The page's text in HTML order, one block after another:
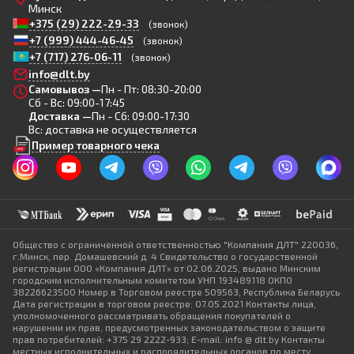
Минск
+375 (29) 222-29-33
(звонок)
+7 (999) 444-46-45 (звонок)
+7 (717) 276-06-11 (звонок)
info@dlt.by
Самовывоз —Пн - Пт: 08:30-20:00
Сб - Вс: 09:00-17:45
Доставка —Пн - Сб: 09:00-17:30
Вс: доставка не осуществляется
Пример товарного чека
Общество с ограниченной ответственностью "Компания ДЛТ" 220036,
г.Минск, пер. Домашевский д. 4 Свидетельство о государственной
регистрации ООО «Компания ДЛТ» от 02.06.2025, выдано Минским
городским исполнительным комитетом УНП 193489118 ОКПО
38226623500 Номер в Торговом реестре 509563, Республика Беларусь
Дата регистрации в торговом реестре: 07.05.2021 Контакты лица,
уполномоченного рассматривать обращения покупателей о
нарушении их прав, предусмотренных законодательством о защите
прав потребителей: +375 29 2222-933; E-mail: info @ dlt.by Контакты
местных исполнительных и распорядительных органов по месту